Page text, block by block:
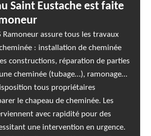
Saint Eustache est faite
Ramoneur assure tous les travaux
: installation de cheminée
constructions, réparation de parties
cheminée (tubage…), ramonage…
tous propriétaires
le chapeau de cheminée. Les
avec rapidité pour des
une intervention en urgence.